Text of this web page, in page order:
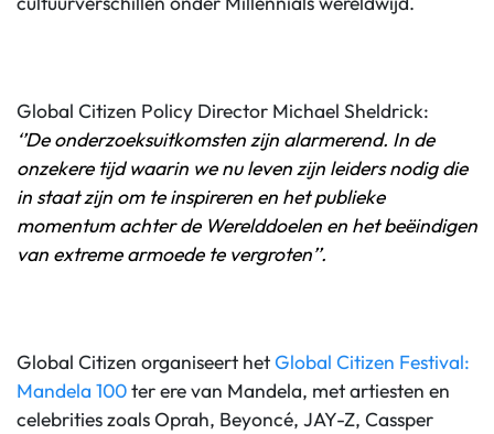
Global Citizen Policy Director Michael Sheldrick:
‘’De onderzoeksuitkomsten zijn alarmerend. In de
onzekere tijd waarin we nu leven zijn leiders nodig die
in staat zijn om te inspireren en het publieke
momentum achter de Werelddoelen en het beëindigen
van extreme armoede te vergroten’’.
Global Citizen organiseert hetGlobal Citizen Festival:
Mandela 100ter ere van Mandela, met artiesten en
celebrities zoals Oprah, Beyoncé, JAY-Z, Cassper